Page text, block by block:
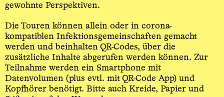
gewohnte Perspektiven.
Die Touren können allein oder in corona-
kompatiblen Infektionsgemeinschaften gemacht
werden und beinhalten QR-Codes, über die
zusätzliche Inhalte abgerufen werden können. Zur
Teilnahme werden ein Smartphone mit
Datenvolumen (plus evtl. mit QR-Code App) und
Kopfhörer benötigt. Bitte auch Kreide, Papier und